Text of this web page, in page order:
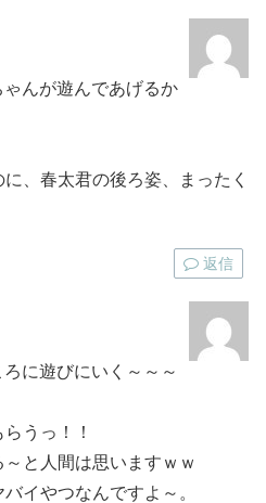
んが遊んであげるか
、春太君の後ろ姿、まったく
返信
に遊びにいく～～～
うっ！！
と人間は思いますｗｗ
イやつなんですよ～。